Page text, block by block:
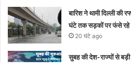
बारिश ने थामी दिल्ली की
घंटे तक सड़कों पर फंसे रहे
20 घंटे ago
सुबह की देश-राज्यों से